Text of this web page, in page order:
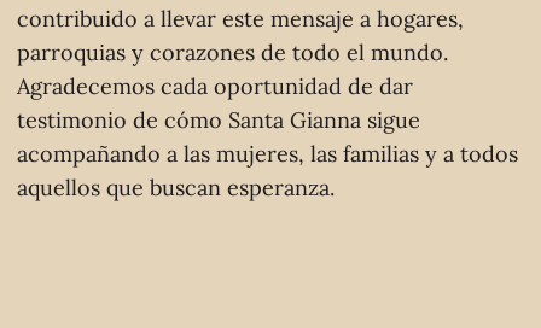
contribuido a llevar este mensaje a hogares,
parroquias y corazones de todo el mundo.
Agradecemos cada oportunidad de dar
testimonio de cómo Santa Gianna sigue
acompañando a las mujeres, las familias y a todos
aquellos que buscan esperanza.